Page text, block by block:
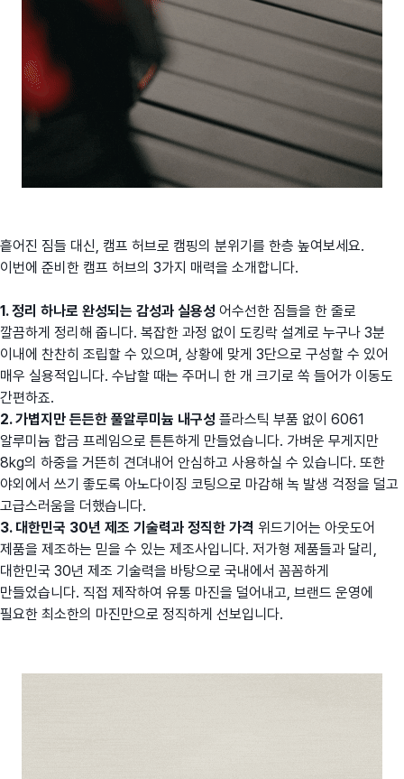
흩어진 짐들 대신, 캠프 허브로 캠핑의 분위기를 한층 높여보세요.
이번에 준비한 캠프 허브의 3가지 매력을 소개합니다.
1. 정리 하나로 완성되는 감성과 실용성 어수선한 짐들을 한 줄로
깔끔하게 정리해 줍니다. 복잡한 과정 없이 도킹락 설계로 누구나 3분
이내에 찬찬히 조립할 수 있으며, 상황에 맞게 3단으로 구성할 수 있어
매우 실용적입니다. 수납할 때는 주머니 한 개 크기로 쏙 들어가 이동도
간편하죠.
2. 가볍지만 든든한 풀알루미늄 내구성 플라스틱 부품 없이 6061
알루미늄 합금 프레임으로 튼튼하게 만들었습니다. 가벼운 무게지만
8kg의 하중을 거뜬히 견뎌내어 안심하고 사용하실 수 있습니다. 또한
야외에서 쓰기 좋도록 아노다이징 코팅으로 마감해 녹 발생 걱정을 덜고
고급스러움을 더했습니다.
3. 대한민국 30년 제조 기술력과 정직한 가격 위드기어는 아웃도어
제품을 제조하는 믿을 수 있는 제조사입니다. 저가형 제품들과 달리,
대한민국 30년 제조 기술력을 바탕으로 국내에서 꼼꼼하게
만들었습니다. 직접 제작하여 유통 마진을 덜어내고, 브랜드 운영에
필요한 최소한의 마진만으로 정직하게 선보입니다.